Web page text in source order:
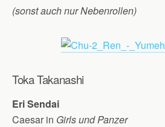
(sonst auch nur Nebenrollen)
Toka Takanashi
Eri Sendai
Caesar in Girls und Panzer